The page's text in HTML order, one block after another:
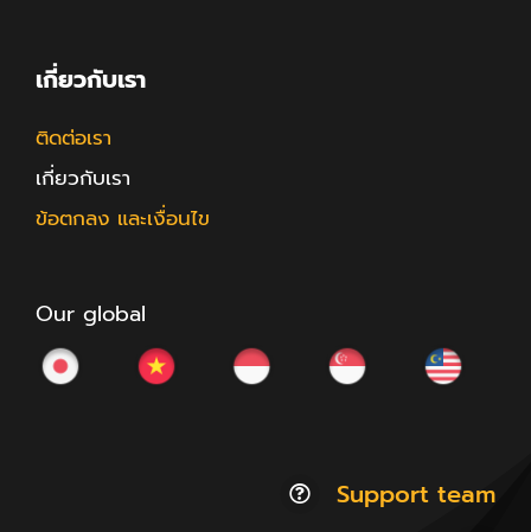
เกี่ยวกับเรา
ติดต่อเรา
เกี่ยวกับเรา
ข้อตกลง และเงื่อนไข
Our global
Support team